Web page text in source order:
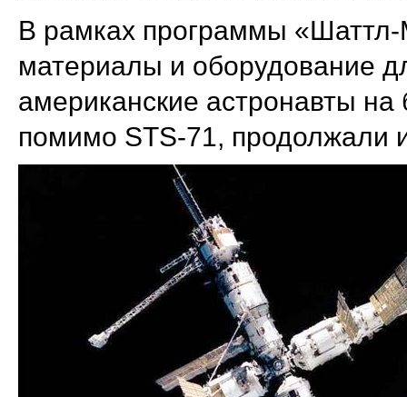
В рамках программы
материалы и оборудование
американские астронавты на
помимо STS-71, продолжали